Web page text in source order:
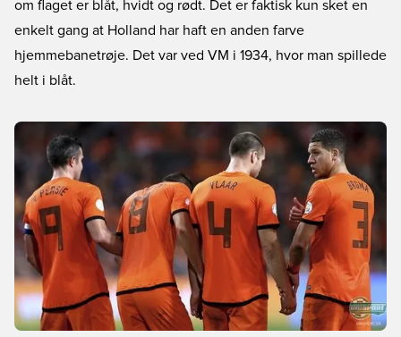
om flaget er blåt, hvidt og rødt. Det er faktisk kun sket en
enkelt gang at Holland har haft en anden farve
hjemmebanetrøje. Det var ved VM i 1934, hvor man spillede
helt i blåt.